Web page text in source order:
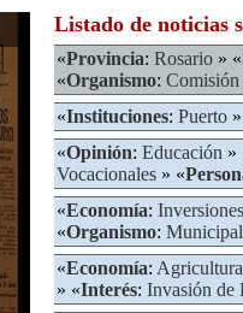
Listado de noticias
«Provincia: Rosario » «
«Organismo:
«Instituciones: Puerto
«Opinión: Educación »
Vocacionales » «
«Economía: Inversiones
«Organismo:
«Economía: Agricultura
» «Interés: Invasión de